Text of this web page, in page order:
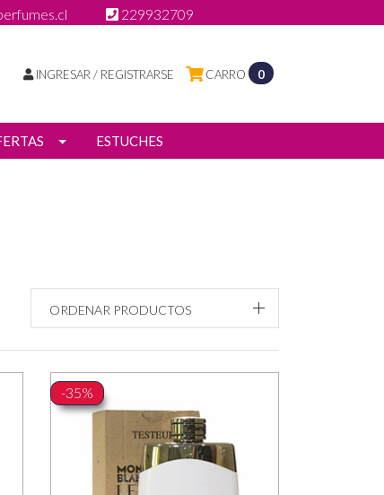
229932709
CARRO 0
INGRESAR / REGISTRARSE
ESTUCHES
ORDENAR PRODUCTOS
-35%